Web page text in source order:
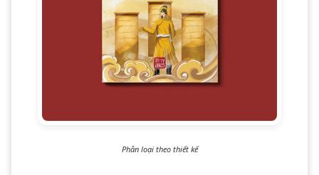
Phân loại theo thiết kế